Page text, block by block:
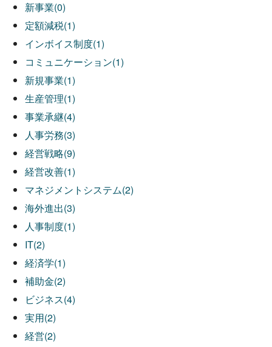
新事業(0)
定額減税(1)
インボイス制度(1)
コミュニケーション(1)
新規事業(1)
生産管理(1)
事業承継(4)
人事労務(3)
経営戦略(9)
経営改善(1)
マネジメントシステム(2)
海外進出(3)
人事制度(1)
IT(2)
経済学(1)
補助金(2)
ビジネス(4)
実用(2)
経営(2)